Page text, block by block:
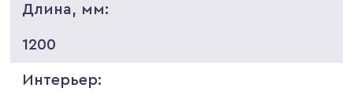
Длина, мм:
1200
Интерьер: